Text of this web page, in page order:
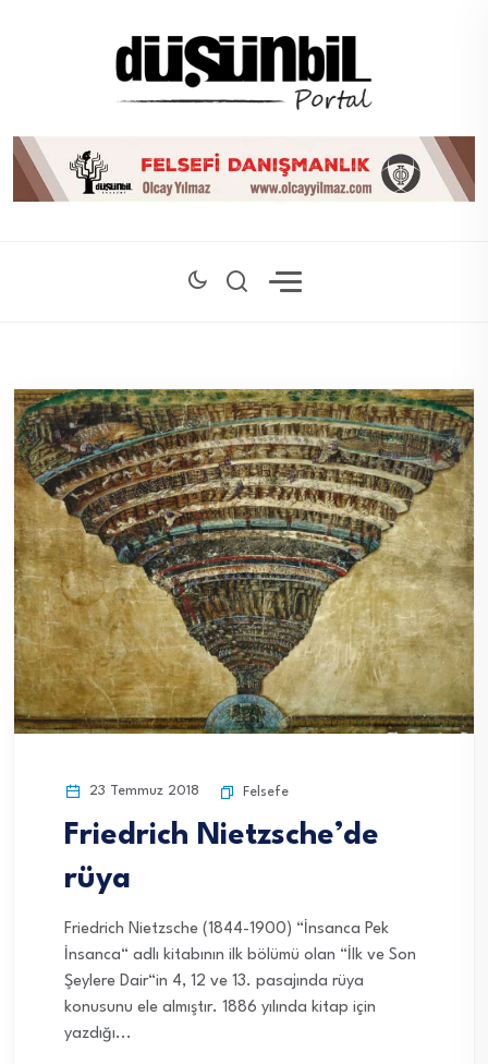
23 Temmuz 2018 Felsefe
Friedrich Nietzsche’de
rüya
Friedrich Nietzsche (1844-1900) “İnsanca Pek
İnsanca“ adlı kitabının ilk bölümü olan “İlk ve Son
Şeylere Dair“in 4, 12 ve 13. pasajında rüya
konusunu ele almıştır. 1886 yılında kitap için
yazdığı...